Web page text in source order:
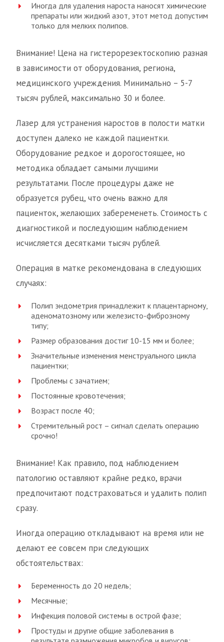
Иногда для удаления нароста наносят химические
препараты или жидкий азот, этот метод допустим
только для мелких полипов.
Внимание! Цена на гистерорезектоскопию разная
в зависимости от оборудования, региона,
медицинского учреждения. Минимально – 5-7
тысяч рублей, максимально 30 и более.
Лазер для устранения наростов в полости матки
доступен далеко не каждой пациентки.
Оборудование редкое и дорогостоящее, но
методика обладает самыми лучшими
результатами. После процедуры даже не
образуется рубец, что очень важно для
пациенток, желающих забеременеть. Стоимость с
диагностикой и последующим наблюдением
исчисляется десятками тысяч рублей.
Операция в матке рекомендована в следующих
случаях:
Полип эндометрия принадлежит к плацентарному,
аденоматозному или железисто-фиброзному
типу;
Размер образования достиг 10-15 мм и более;
Значительные изменения менструального цикла
пациентки;
Проблемы с зачатием;
Постоянные кровотечения;
Возраст после 40;
Стремительный рост – сигнал сделать операцию
срочно!
Внимание! Как правило, под наблюдением
патологию оставляют крайне редко, врачи
предпочитают подстраховаться и удалить полип
сразу.
Иногда операцию откладывают на время или не
делают ее совсем при следующих
обстоятельствах:
Беременность до 20 недель;
Месячные;
Инфекция половой системы в острой фазе;
Простуды и другие общие заболевания в